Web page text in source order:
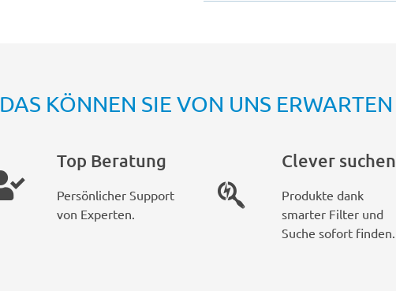
DAS KÖNNEN SIE VON UNS ERWARTEN
Top Beratung
Persönlicher Support
von Experten.
Clever suchen
Produkte dank
smarter Filter und
Suche sofort finden.